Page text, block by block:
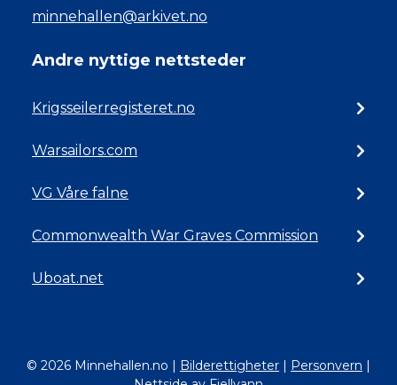
minnehallen@arkivet.no
Andre nyttige nettsteder
Krigsseilerregisteret.no
Warsailors.com
VG Våre falne
Commonwealth War Graves Commission
Uboat.net
© 2026 Minnehallen.no | Bilderettigheter | Personvern |